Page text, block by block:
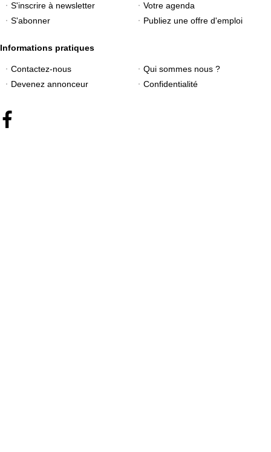
S'inscrire à newsletter
Votre agenda
S'abonner
Publiez une offre d'emploi
Informations pratiques
Contactez-nous
Qui sommes nous ?
Devenez annonceur
Confidentialité